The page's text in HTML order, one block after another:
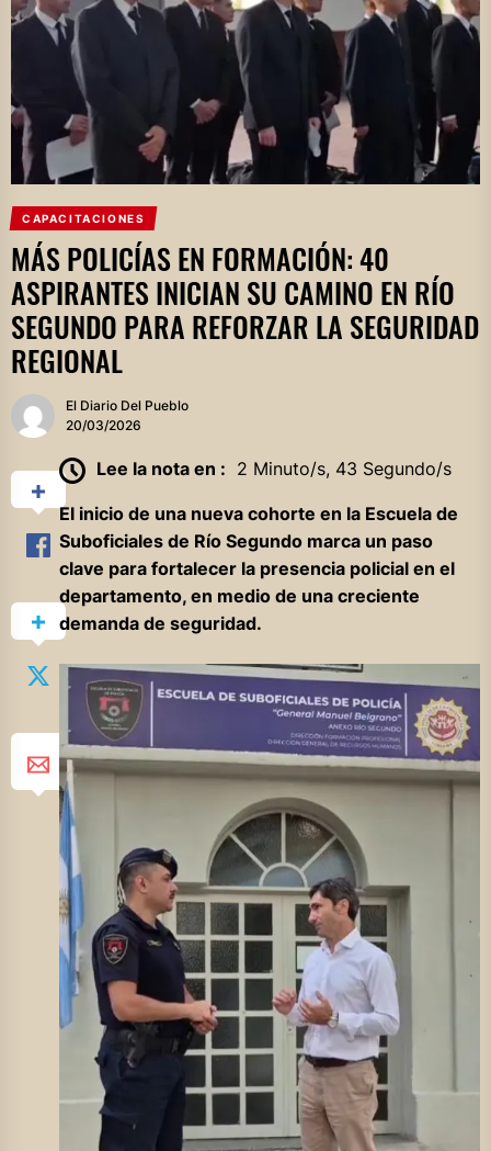
CAPACITACIONES
MÁS POLICÍAS EN FORMACIÓN: 40
ASPIRANTES INICIAN SU CAMINO EN RÍO
SEGUNDO PARA REFORZAR LA SEGURIDAD
REGIONAL
El Diario Del Pueblo
20/03/2026
Lee la nota en : 2 Minuto/s, 43 Segundo/s
El inicio de una nueva cohorte en la Escuela de
Suboficiales de Río Segundo marca un paso
clave para fortalecer la presencia policial en el
departamento, en medio de una creciente
demanda de seguridad.